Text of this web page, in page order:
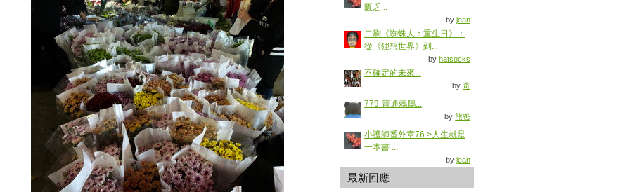
匱乏...
byjean
二刷《蜘蛛人：重生日》：
從《狸想世界》到...
byhatsocks
不確定的未來...
by奇
779-普通鶇鶥...
by熊爸
小護師番外章76 >人生就是
一本書 ...
byjean
最新回應